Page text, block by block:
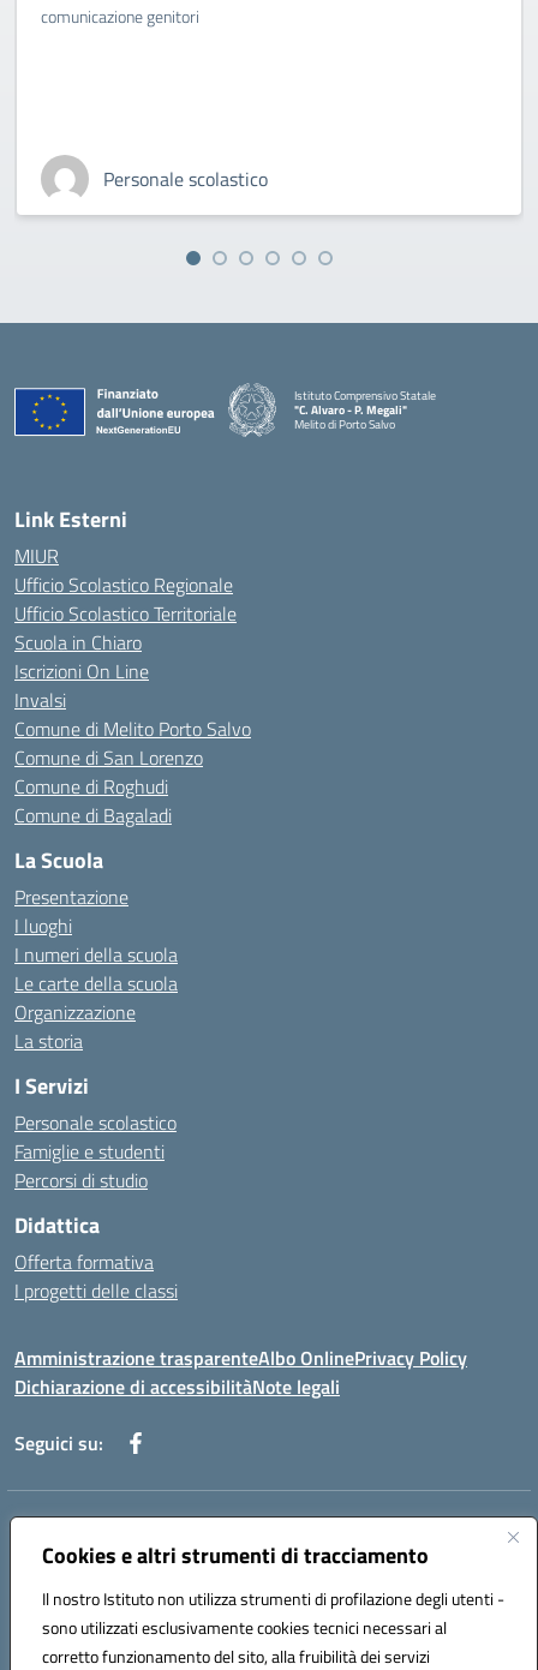
Cookies e altri strumenti di tracciamento
Il nostro Istituto non utilizza strumenti di profilazione degli utenti -
sono utilizzati esclusivamente cookies tecnici necessari al
corretto funzionamento del sito, alla fruibilità dei servizi
comunicazione genitori
Personale scolastico
Istituto Comprensivo Statale
"C. Alvaro - P. Megali"
Melito di Porto Salvo
Link Esterni
MIUR
Ufficio Scolastico Regionale
Ufficio Scolastico Territoriale
Scuola in Chiaro
Iscrizioni On Line
Invalsi
Comune di Melito Porto Salvo
Comune di San Lorenzo
Comune di Roghudi
Comune di Bagaladi
La Scuola
Presentazione
I luoghi
I numeri della scuola
Le carte della scuola
Organizzazione
La storia
I Servizi
Personale scolastico
Famiglie e studenti
Percorsi di studio
Didattica
Offerta formativa
I progetti delle classi
Amministrazione trasparenteAlbo OnlinePrivacy Policy
Dichiarazione di accessibilitàNote legali
Seguici su:
Indirizzo:
Centralino:+39 0965 78 12 60 Email:rcic841003@istruzione.it
Codice fiscale: 92034530805
Codice meccanografico:
rcic841003